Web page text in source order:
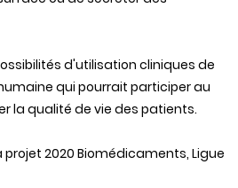
d'utilisation cliniques de
qui pourrait participer au
la qualité de vie des patients.
projet 2020 Biomédicaments, Ligue